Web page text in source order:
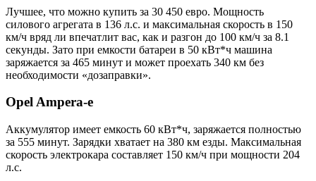
Лучшее, что можно купить за 30 450 евро. Мощность
силового агрегата в 136 л.с. и максимальная скорость в 150
км/ч вряд ли впечатлит вас, как и разгон до 100 км/ч за 8.1
секунды. Зато при емкости батареи в 50 кВт*ч машина
заряжается за 465 минут и может проехать 340 км без
необходимости «дозаправки».
Opel Ampera-e
Аккумулятор имеет емкость 60 кВт*ч, заряжается полностью
за 555 минут. Зарядки хватает на 380 км езды. Максимальная
скорость электрокара составляет 150 км/ч при мощности 204
л.с.